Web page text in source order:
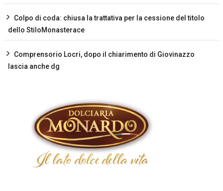
Colpo di coda: chiusa la trattativa per la cessione del titolo
dello StiloMonasterace
Comprensorio Locri, dopo il chiarimento di Giovinazzo
lascia anche dg